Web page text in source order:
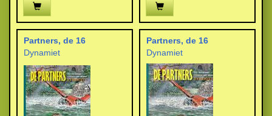
Partners, de 16
Dynamiet
Partners, de 16
Dynamiet